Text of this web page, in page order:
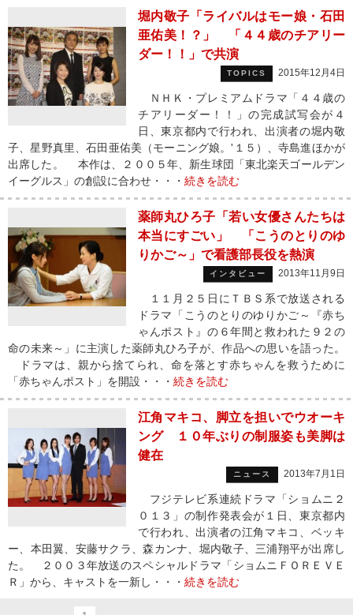
堀内敬子「ライバルはモー娘・石田
亜佑美！？」 「４４歳のチアリー
ダー！！」で共演
TOPICS 2015年12月4日
ＮＨＫ・プレミアムドラマ「４４歳の
チアリーダー！！」の完成試写会が４
日、東京都内で行われ、出演者の堀内敬
子、星野真里、石田亜佑美（モーニング娘。'１５）、寺島進ほかが
出席した。 本作は、２００５年、新生球団「東北楽天ゴールデン
イーグルス」の創設に合わせ・・・ 続きを読む
薬師丸ひろ子「若い女優さんたちは
本当にすごい」 「こうのとりのゆ
りかご～」で看護部長役を熱演
インタビュー 2013年11月9日
１１月２５日にＴＢＳ系で放送される
ドラマ「こうのとりのゆりかご～『赤ち
ゃんポスト』の６年間と救われた９２の
命の未来～」に主演した薬師丸ひろ子が、作品への思いを語った。
ドラマは、親から捨てられ、命を落とす赤ちゃんを救うために
「赤ちゃんポスト」を開設・・・ 続きを読む
江角マキコ、脚立を担いでウオーキ
ング １０年ぶりの制服姿も美脚は
健在
ニュース 2013年7月1日
フジテレビ系連続ドラマ「ショムニ２
０１３」の制作発表会が１日、東京都内
で行われ、出演者の江角マキコ、ベッキ
ー、本田翼、安藤サクラ、森カンナ、堀内敬子、三浦翔平が出席し
た。 ２００３年放送のスペシャルドラマ「ショムニＦＯＲＥＶＥ
Ｒ」から、キャストを一新し・・・ 続きを読む